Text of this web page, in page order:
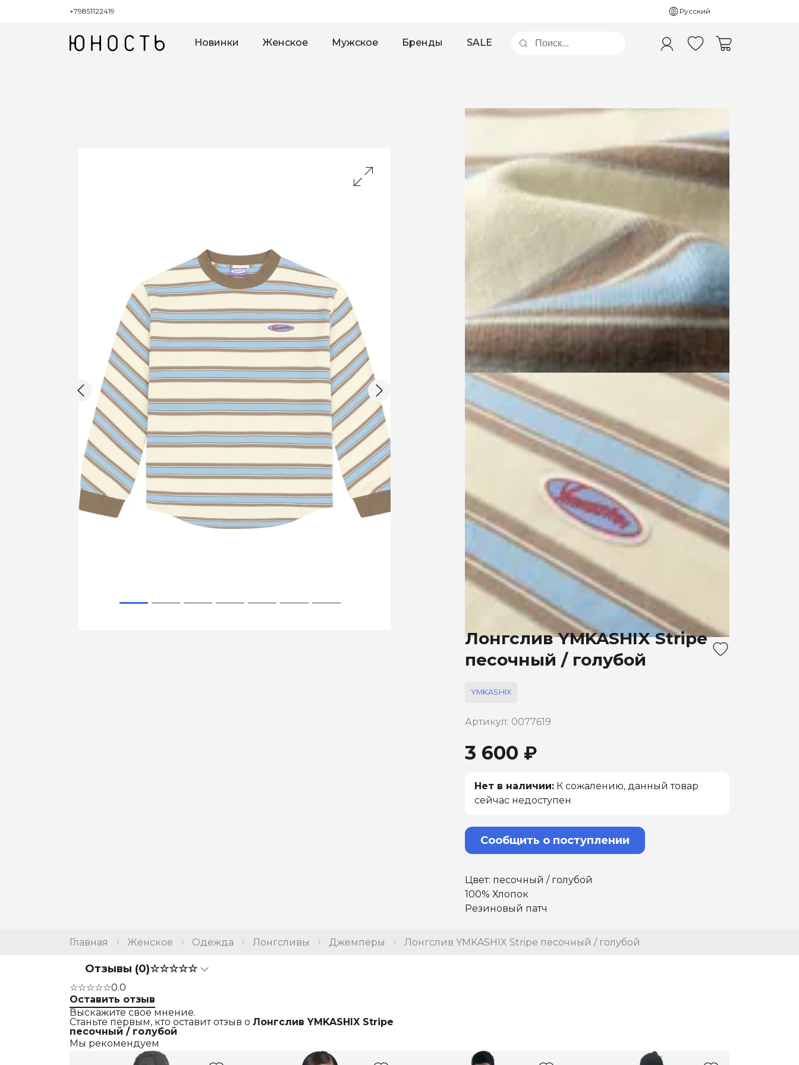
+79851122419 Русский
Новинки Женское Мужское Бренды SALE
Главная Женское Одежда Лонгсливы Джемперы Лонгслив YMKASHIX Stripe песочный / голубой
Лонгслив YMKASHIX Stripe
песочный / голубой
YMKASHIX
Артикул: 0077619
3 600 ₽
Нет в наличии: К сожалению, данный товар
сейчас недоступен
Сообщить о поступлении
Цвет: песочный / голубой
100% Хлопок
Резиновый патч
Отзывы (0)☆☆☆☆☆
☆☆☆☆☆0.0
Оставить отзыв
Выскажите свое мнение.
Станьте первым, кто оставит отзыв о Лонгслив YMKASHIX Stripe
песочный / голубой
Мы рекомендуем